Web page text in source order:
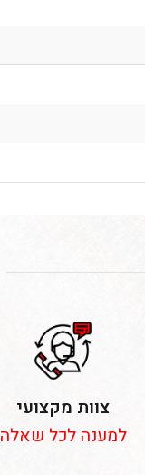
צוות מקצועי
למענה לכל שאלה